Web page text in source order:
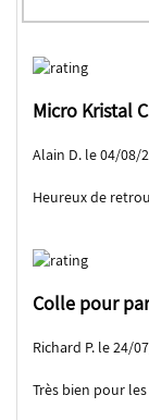
Micro Kristal
Alain D. le 04/08/
Heureux de
Colle pour
Richard P. le 24/
Très bien pour